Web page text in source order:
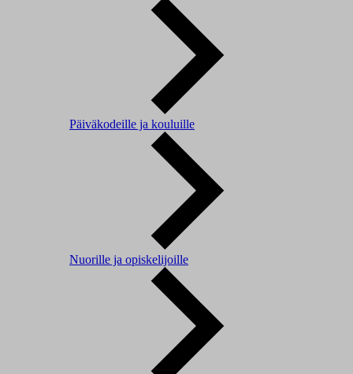
Päiväkodeille ja kouluille
Nuorille ja opiskelijoille